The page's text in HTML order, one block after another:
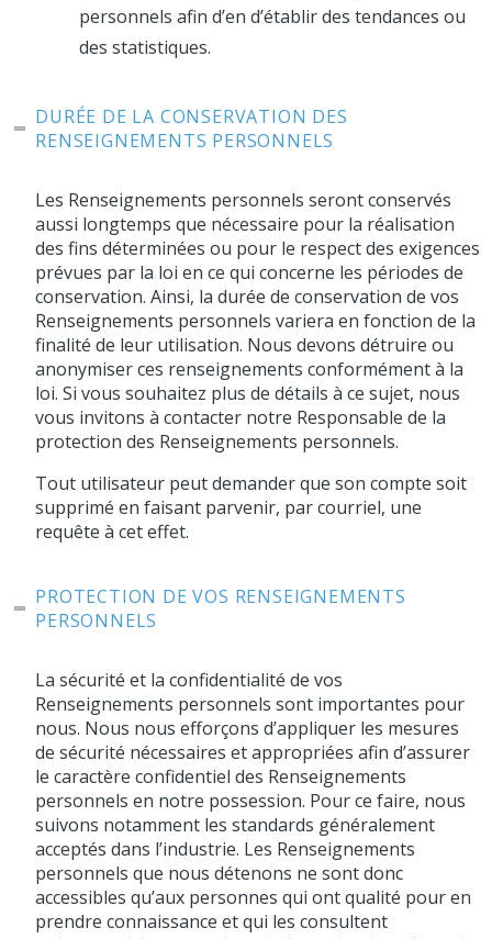
personnels afin d’en d’établir des tendances ou
des statistiques.
DURÉE DE LA CONSERVATION DES
RENSEIGNEMENTS PERSONNELS
Les Renseignements personnels seront conservés
aussi longtemps que nécessaire pour la réalisation
des fins déterminées ou pour le respect des exigences
prévues par la loi en ce qui concerne les périodes de
conservation. Ainsi, la durée de conservation de vos
Renseignements personnels variera en fonction de la
finalité de leur utilisation. Nous devons détruire ou
anonymiser ces renseignements conformément à la
loi. Si vous souhaitez plus de détails à ce sujet, nous
vous invitons à contacter notre Responsable de la
protection des Renseignements personnels.
Tout utilisateur peut demander que son compte soit
supprimé en faisant parvenir, par courriel, une
requête à cet effet.
PROTECTION DE VOS RENSEIGNEMENTS
PERSONNELS
La sécurité et la confidentialité de vos
Renseignements personnels sont importantes pour
nous. Nous nous efforçons d’appliquer les mesures
de sécurité nécessaires et appropriées afin d’assurer
le caractère confidentiel des Renseignements
personnels en notre possession. Pour ce faire, nous
suivons notamment les standards généralement
acceptés dans l’industrie. Les Renseignements
personnels que nous détenons ne sont donc
accessibles qu’aux personnes qui ont qualité pour en
prendre connaissance et qui les consultent